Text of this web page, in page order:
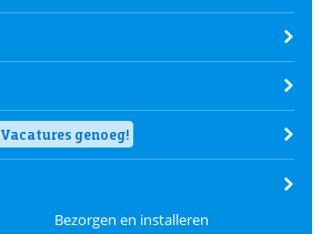
Vacatures genoeg!
Bezorgen en installeren